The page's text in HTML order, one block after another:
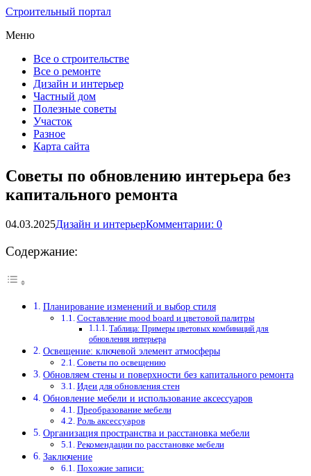
Строительный портал
Меню
Все о строительстве
Все о ремонте
Дизайн и интерьер
Частный дом
Полезные советы
Участок
Разное
Карта сайта
Советы по обновлению интерьера без
капитального ремонта
04.03.2025Дизайн и интерьерКомментарии: 0
Содержание:
Планирование изменений и выбор стиля
Составление mood board и цветовой палитры
Таблица: Примеры цветовых комбинаций для
обновления интерьера
Освещение: ключевой элемент атмосферы
Советы по освещению
Обновляем стены и поверхности без капитального ремонта
Идеи для обновления стен
Обновление мебели и использование аксессуаров
Преобразование мебели
Роль аксессуаров
Организация пространства и расстановка мебели
Рекомендации по расстановке мебели
Заключение
Похожие записи: